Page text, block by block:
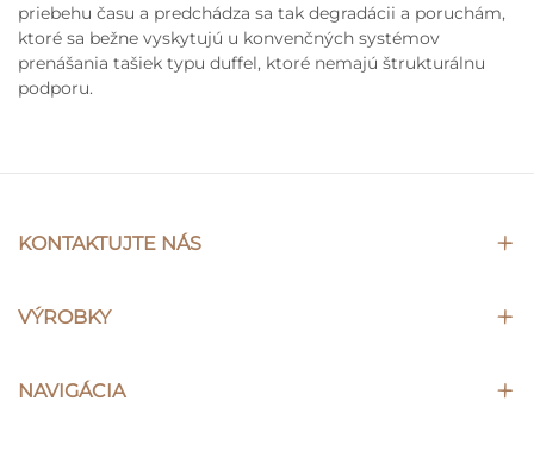
priebehu času a predchádza sa tak degradácii a poruchám,
ktoré sa bežne vyskytujú u konvenčných systémov
prenášania tašiek typu duffel, ktoré nemajú štrukturálnu
podporu.
KONTAKTUJTE NÁS
VÝROBKY
NAVIGÁCIA